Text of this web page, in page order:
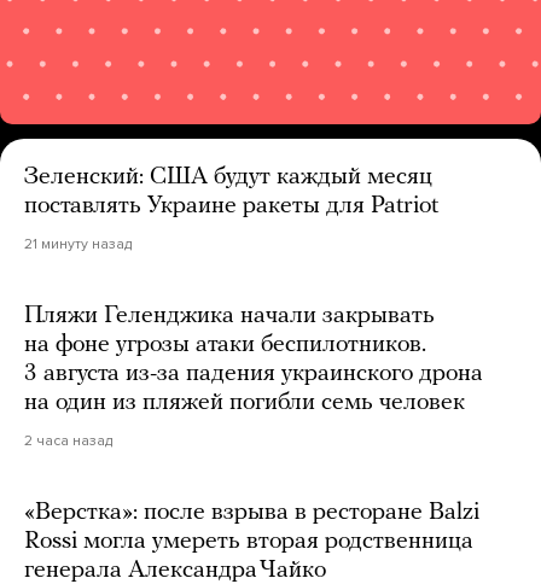
Зеленский: США будут каждый месяц
поставлять Украине ракеты для Patriot
21 минуту назад
Пляжи Геленджика начали закрывать
на фоне угрозы атаки беспилотников.
3 августа из-за падения украинского дрона
на один из пляжей погибли семь человек
2 часа назад
«Верстка»: после взрыва в ресторане Balzi
Rossi могла умереть вторая родственница
генерала Александра Чайко